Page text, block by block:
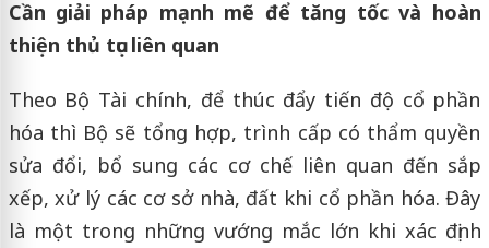
Cần giải pháp mạnh mẽ để tăng tốc và hoàn
thiện thủ tục liên quan
Theo Bộ Tài chính, để thúc đẩy tiến độ cổ phần
hóa thì Bộ sẽ tổng hợp, trình cấp có thẩm quyền
sửa đổi, bổ sung các cơ chế liên quan đến sắp
xếp, xử lý các cơ sở nhà, đất khi cổ phần hóa. Đây
là một trong những vướng mắc lớn khi xác định